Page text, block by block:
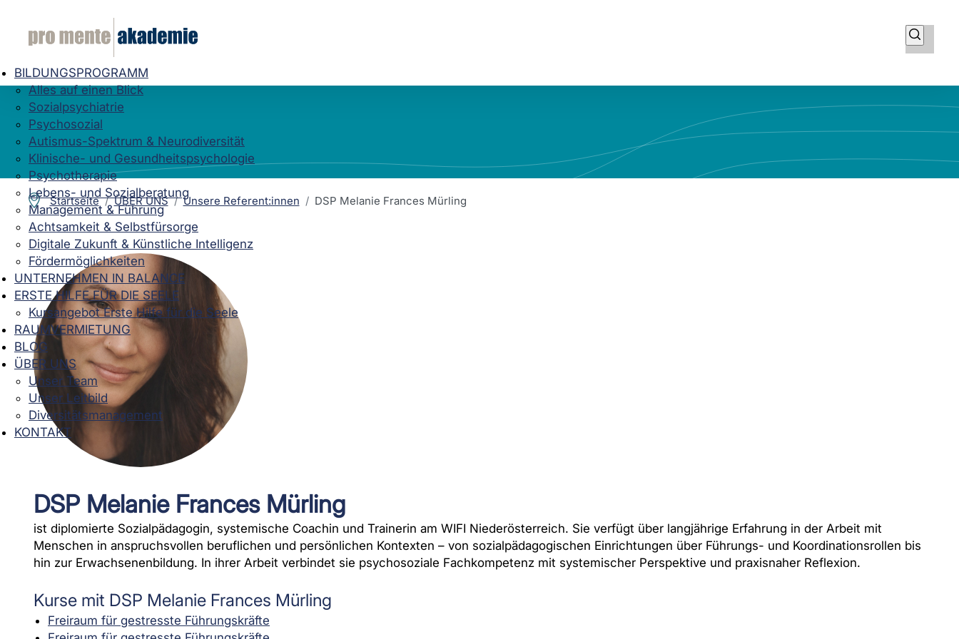
BILDUNGSPROGRAMM
Alles auf einen Blick
Sozialpsychiatrie
Psychosozial
Autismus-Spektrum & Neurodiversität
Klinische- und Gesundheitspsychologie
Psychotherapie
Lebens- und Sozialberatung
Management & Führung
Achtsamkeit & Selbstfürsorge
Digitale Zukunft & Künstliche Intelligenz
Fördermöglichkeiten
UNTERNEHMEN IN BALANCE
ERSTE HILFE FÜR DIE SEELE
Kursangebot Erste Hilfe für die Seele
RAUMVERMIETUNG
BLOG
ÜBER UNS
Unser Team
Unser Leitbild
Diversitätsmanagement
KONTAKT
Startseite ÜBER UNS Unsere Referent:innen DSP Melanie Frances Mürling
DSP Melanie Frances Mürling
ist diplomierte Sozialpädagogin, systemische Coachin und Trainerin am WIFI Niederösterreich. Sie verfügt über langjährige Erfahrung in der Arbeit mit
Menschen in anspruchsvollen beruflichen und persönlichen Kontexten – von sozialpädagogischen Einrichtungen über Führungs- und Koordinationsrollen bis
hin zur Erwachsenenbildung. In ihrer Arbeit verbindet sie psychosoziale Fachkompetenz mit systemischer Perspektive und praxisnaher Reflexion.
Kurse mit DSP Melanie Frances Mürling
Freiraum für gestresste Führungskräfte